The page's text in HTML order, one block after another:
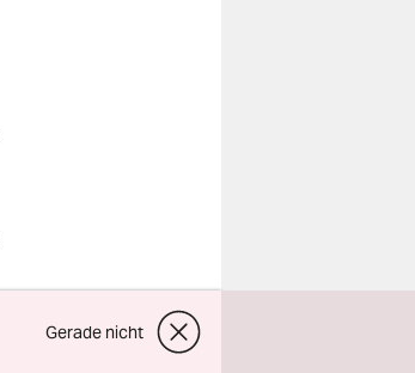
Gerade nicht